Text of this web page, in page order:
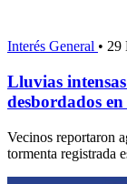
Interés General • 29
Lluvias
desbordados
Vecinos reportaron
tormenta registrada